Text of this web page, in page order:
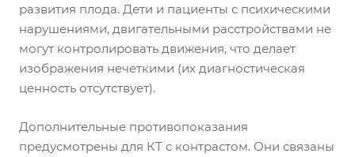
развития плода. Дети и пациенты с психическими
нарушениями, двигательными расстройствами не
могут контролировать движения, что делает
изображения нечеткими (их диагностическая
ценность отсутствует).
Дополнительные противопоказания
предусмотрены для КТ с контрастом. Они связаны